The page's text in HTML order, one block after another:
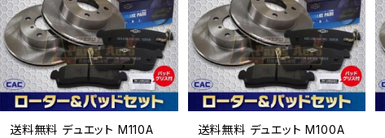
送料無料 デュエット M110A
送料無料 デュエット M100A